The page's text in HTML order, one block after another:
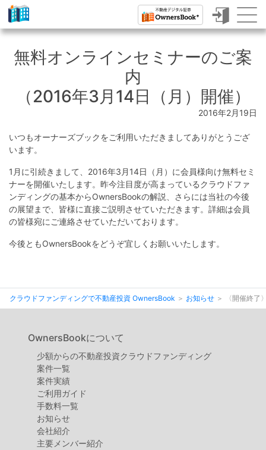
ク
ラ
ウ
ァ
ン
デ
ィ
ン
グ
で
動
産
OwnersBook
無料オンラインセミナーのご案
内
（2016年3月14日（月）開催）
2016年2月19日
いつもオーナーズブックをご利用いただきましてありがとうござ
います。
1月に引続きまして、2016年3月14日（月）に会員様向け無料セミ
ナーを開催いたします。昨今注目度が高まっているクラウドファ
ンディングの基本からOwnersBookの解説、さらには当社の今後
の展望まで、皆様に直接ご説明させていただきます。詳細は会員
の皆様宛にご連絡させていただいております。
今後ともOwnersBookをどうぞ宜しくお願いいたします。
クラウドファンディングで不動産投資 OwnersBook お知らせ 〈開催終
OwnersBookについて
少額からの不動産投資クラウドファンディング
案件⼀覧
案件実績
ご利用ガイド
手数料一覧
お知らせ
会社紹介
主要メンバー紹介